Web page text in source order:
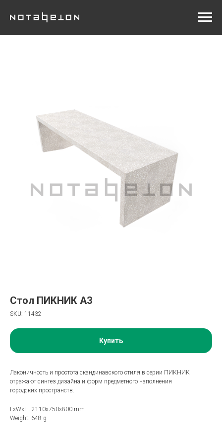
Стол ПИКНИК А3
SKU: 11432
Купить
Лаконичность и простота скандинавского стиля в серии ПИКНИК
отражают синтез дизайна и форм предметного наполнения
городских пространств.
LxWxH: 2110x750x800 mm
Weight: 648 g